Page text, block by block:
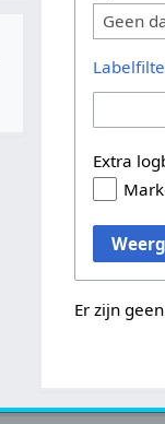
Geen
Extra
Er zijn